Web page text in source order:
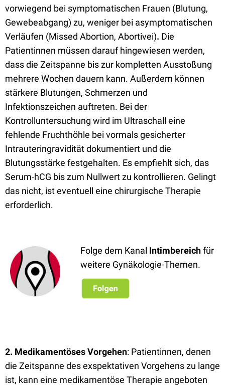
vorwiegend bei symptomatischen Frauen (Blutung,
Gewebeabgang) zu, weniger bei asymptomatischen
Verläufen (Missed Abortion, Abortivei). Die
Patientinnen müssen darauf hingewiesen werden,
dass die Zeitspanne bis zur kompletten Ausstoßung
mehrere Wochen dauern kann. Außerdem können
stärkere Blutungen, Schmerzen und
Infektionszeichen auftreten. Bei der
Kontrolluntersuchung wird im Ultraschall eine
fehlende Fruchthöhle bei vormals gesicherter
Intrauteringravidität dokumentiert und die
Blutungsstärke festgehalten. Es empfiehlt sich, das
Serum-hCG bis zum Nullwert zu kontrollieren. Gelingt
das nicht, ist eventuell eine chirurgische Therapie
erforderlich.
Folge dem Kanal Intimbereichfür
weitere Gynäkologie-Themen.
2. Medikamentöses Vorgehen: Patientinnen, denen
die Zeitspanne des exspektativen Vorgehens zu lange
ist, kann eine medikamentöse Therapie angeboten